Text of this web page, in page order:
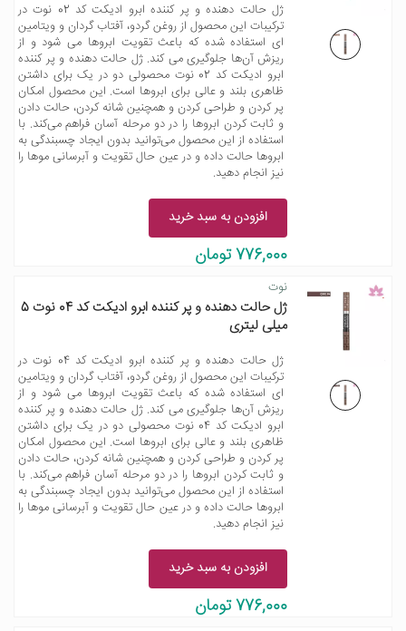
ژل حالت دهنده و پر کننده ابرو ادیکت کد 02 نوت در
ترکیبات این محصول از روغن گردو، آفتاب گردان و ویتامین
ای استفاده شده که باعث تقویت ابروها می شود و از
ریزش آن‌ها جلوگیری می کند. ژل حالت دهنده و پر کننده
ابرو ادیکت کد 02 نوت محصولی دو در یک برای داشتن
ظاهری بلند و عالی برای ابروها است. این محصول امکان
پر کردن و طراحی کردن و همچنین شانه کردن، حالت دادن
و ثابت کردن ابروها را در دو مرحله آسان فراهم می‌کند. با
استفاده از این محصول می‌توانید بدون ایجاد چسبندگی به
ابروها حالت داده و در عین حال تقویت و آبرسانی موها را
نیز انجام دهید.
افزودن به سبد خرید
776,000 تومان
نوت
ژل حالت دهنده و پر کننده ابرو ادیکت کد 04 نوت 5
میلی لیتری
ژل حالت دهنده و پر کننده ابرو ادیکت کد 04 نوت در
ترکیبات این محصول از روغن گردو، آفتاب گردان و ویتامین
ای استفاده شده که باعث تقویت ابروها می شود و از
ریزش آن‌ها جلوگیری می کند. ژل حالت دهنده و پر کننده
ابرو ادیکت کد 04 نوت محصولی دو در یک برای داشتن
ظاهری بلند و عالی برای ابروها است. این محصول امکان
پر کردن و طراحی کردن و همچنین شانه کردن، حالت دادن
و ثابت کردن ابروها را در دو مرحله آسان فراهم می‌کند. با
استفاده از این محصول می‌توانید بدون ایجاد چسبندگی به
ابروها حالت داده و در عین حال تقویت و آبرسانی موها را
نیز انجام دهید.
افزودن به سبد خرید
776,000 تومان